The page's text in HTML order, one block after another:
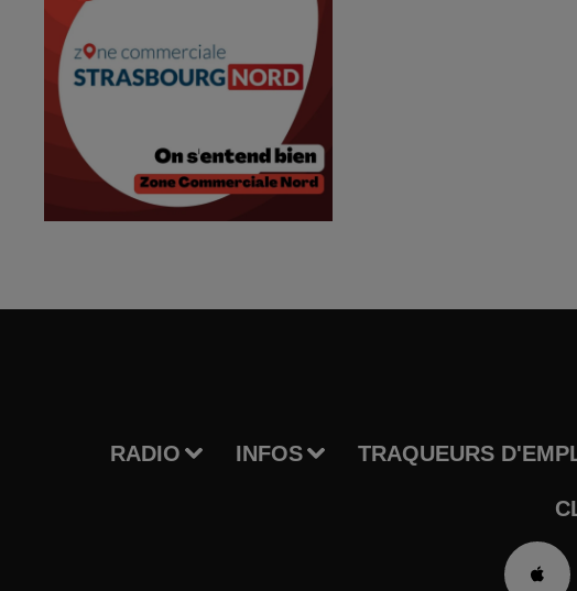
RADIO INFOS TRAQUEURS